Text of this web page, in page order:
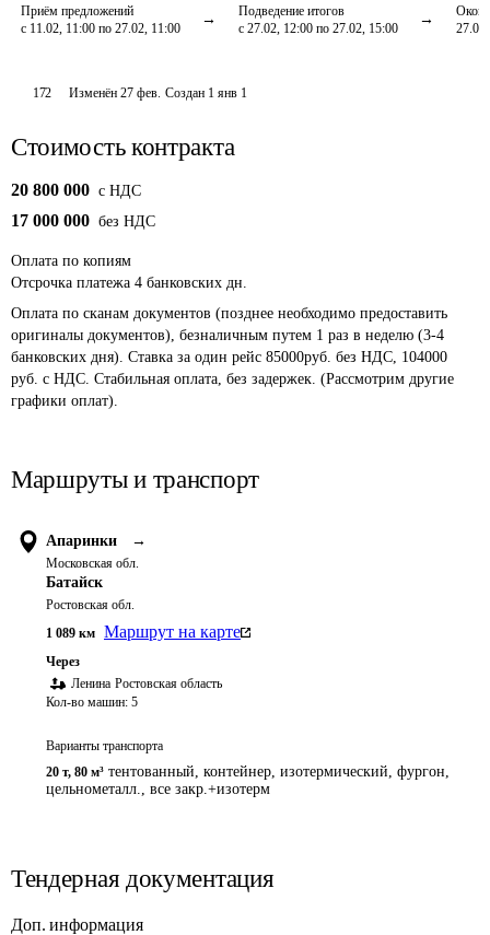
Приём предложений
с 11.02, 11:00 по 27.02, 11:00
Подведение итогов
с 27.02, 12:00 по 27.02, 15:00
172 Изменён27 фев. Создан 1 янв 1
Стоимость контракта
20 800 000 c НДС
17 000 000 без НДС
Оплата по копиям
Отсрочка платежа 4 банковских дн.
Оплата по сканам документов (позднее необходимо предоставить
оригиналы документов), безналичным путем 1 раз в неделю (3-4
банковских дня). Ставка за один рейс 85000руб. без НДС, 104000
руб. с НДС. Стабильная оплата, без задержек. (Рассмотрим другие
графики оплат).
Маршруты и транспорт
Апаринки →
Московская обл.
Батайск
Ростовская обл.
1 089 км Маршрут на карте
Через
Ленина Ростовская область
Кол-во машин: 5
Варианты транспорта
20 т, 80 м³ тентованный, контейнер, изотермический, фургон,
цельнометалл., все закр.+изотерм
Тендерная документация
Доп. информация